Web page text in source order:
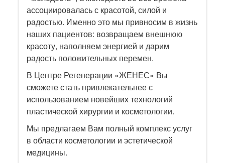
ассоциировалась с красотой, силой и
радостью. Именно это мы привносим в жизнь
наших пациентов: возвращаем внешнюю
красоту, наполняем энергией и дарим
радость положительных перемен.
В Центре Регенерации «ЖЕНЕС» Вы
сможете стать привлекательнее с
использованием новейших технологий
пластической хирургии и косметологии.
Мы предлагаем Вам полный комплекс услуг
в области косметологии и эстетической
медицины.